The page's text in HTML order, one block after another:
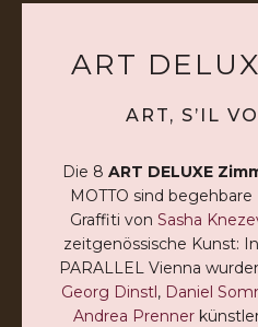
ART
ART, S’IL
Die 8 ART DELUXE
MOTTO sind
Graffiti von Sasha
zeitgenössische Kunst:
PARALLEL Vienna
Georg Dinstl, Daniel
Andrea Prenner